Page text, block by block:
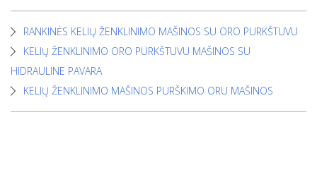
RANKINĖS KELIŲ ŽENKLINIMO MAŠINOS SU ORO PURKŠTUVU
KELIŲ ŽENKLINIMO ORO PURKŠTUVU MAŠINOS SU
HIDRAULINE PAVARA
KELIŲ ŽENKLINIMO MAŠINOS PURŠKIMO ORU MAŠINOS